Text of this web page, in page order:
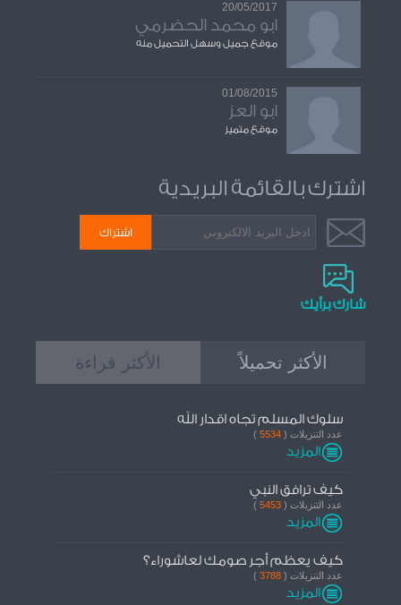
20/05/2017
ابو محمد الحضرمي
موقع جميل وسهل التحميل منه
01/08/2015
ابو العز
موقع متميز
اشترك بالقائمة البريدية
شارك برأيك
الأكثر تحميلاً الأكثر قراءة
سلوك المسلم تجاه اقدار الله
عدد التنزيلات ( 5534
)
المزيد
كيف ترافق النبي
عدد التنزيلات ( 5453
)
المزيد
كيف يعظم أجر صومك لعاشوراء؟
عدد التنزيلات ( 3788
)
المزيد